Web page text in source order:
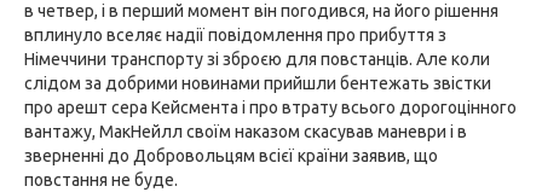
в четвер, і в перший момент він погодився, на його рішення
вплинуло вселяє надії повідомлення про прибуття з
Німеччини транспорту зі зброєю для повстанців. Але коли
слідом за добрими новинами прийшли бентежать звістки
про арешт сера Кейсмента і про втрату всього дорогоцінного
вантажу, МакНейлл своїм наказом скасував маневри і в
зверненні до Добровольцям всієї країни заявив, що
повстання не буде.